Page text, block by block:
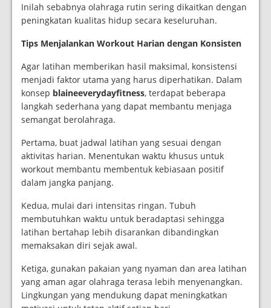
Inilah sebabnya olahraga rutin sering dikaitkan dengan
peningkatan kualitas hidup secara keseluruhan.
Tips Menjalankan Workout Harian dengan Konsisten
Agar latihan memberikan hasil maksimal, konsistensi
menjadi faktor utama yang harus diperhatikan. Dalam
konsep blaineeverydayfitness, terdapat beberapa
langkah sederhana yang dapat membantu menjaga
semangat berolahraga.
Pertama, buat jadwal latihan yang sesuai dengan
aktivitas harian. Menentukan waktu khusus untuk
workout membantu membentuk kebiasaan positif
dalam jangka panjang.
Kedua, mulai dari intensitas ringan. Tubuh
membutuhkan waktu untuk beradaptasi sehingga
latihan bertahap lebih disarankan dibandingkan
memaksakan diri sejak awal.
Ketiga, gunakan pakaian yang nyaman dan area latihan
yang aman agar olahraga terasa lebih menyenangkan.
Lingkungan yang mendukung dapat meningkatkan